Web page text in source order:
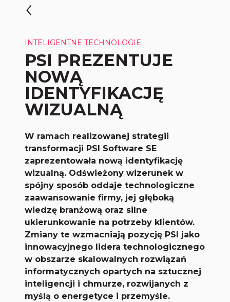
INTELIGENTNE TECHNOLOGIE
PSI PREZENTUJE
NOWĄ
IDENTYFIKACJĘ
WIZUALNĄ
W ramach realizowanej strategii
transformacji PSI Software SE
zaprezentowała nową identyfikację
wizualną. Odświeżony wizerunek w
spójny sposób oddaje technologiczne
zaawansowanie firmy, jej głęboką
wiedzę branżową oraz silne
ukierunkowanie na potrzeby klientów.
Zmiany te wzmacniają pozycję PSI jako
innowacyjnego lidera technologicznego
w obszarze skalowalnych rozwiązań
informatycznych opartych na sztucznej
inteligencji i chmurze, rozwijanych z
myślą o energetyce i przemyśle.